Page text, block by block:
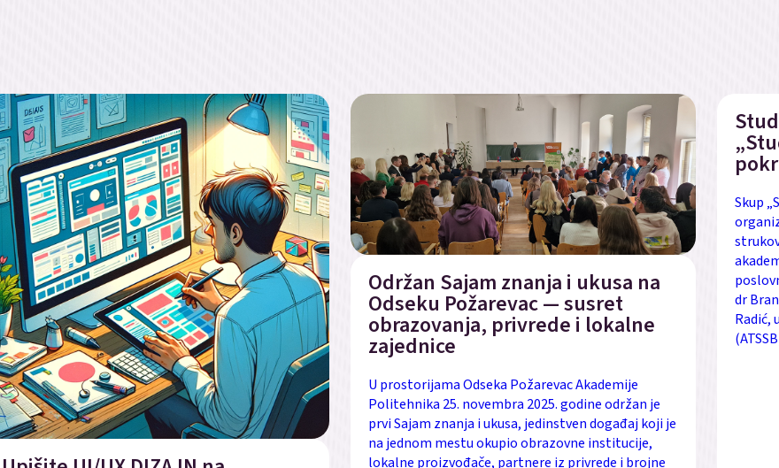
Održan Sajam znanja i ukusa na
Odseku Požarevac — susret
obrazovanja, privrede i lokalne
zajednice
U prostorijama Odseka Požarevac Akademije
Politehnika 25. novembra 2025. godine održan je
prvi Sajam znanja i ukusa, jedinstven događaj koji je
na jednom mestu okupio obrazovne institucije,
lokalne proizvođače, partnere iz privrede i brojne
Skup
dr
Radić,